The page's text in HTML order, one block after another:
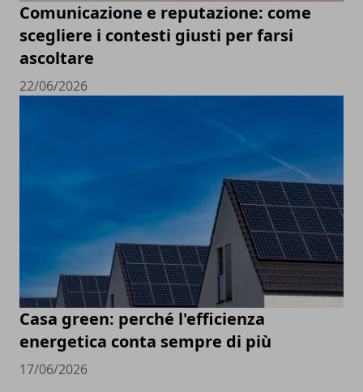
Comunicazione e reputazione: come
scegliere i contesti giusti per farsi
ascoltare
22/06/2026
Casa green: perché l'efficienza
energetica conta sempre di più
17/06/2026